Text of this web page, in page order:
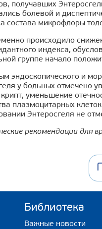
получавших
болевой и
состава микрофлоры
происходило
индекса,
группе начало
эндоскопического и
у больных отмечено
уменьшение
плазмоцитарных
Энтеросгеля не
рекомендации для
Библиотека
Важные новости